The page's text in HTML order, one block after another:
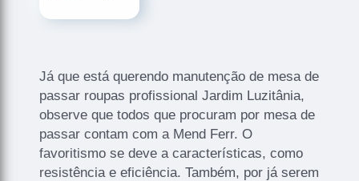
Já que está querendo manutenção de mesa de
passar roupas profissional Jardim Luzitânia,
observe que todos que procuram por mesa de
passar contam com a Mend Ferr. O
favoritismo se deve a características, como
resistência e eficiência. Também, por já serem